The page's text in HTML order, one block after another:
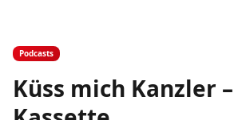
Podcasts
Küss mich Kanzler